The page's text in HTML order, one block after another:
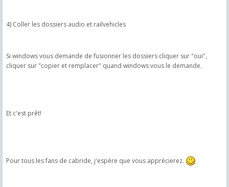
4) Coller les dossiers audio et railvehicles
Si windows vous demande de fusionner les dossiers cliquer sur "oui",
cliquer sur "copier et remplacer" quand windows vous le demande.
Et c'est prêt!
Pour tous les fans de cabride, j'espère que vous apprécierez.